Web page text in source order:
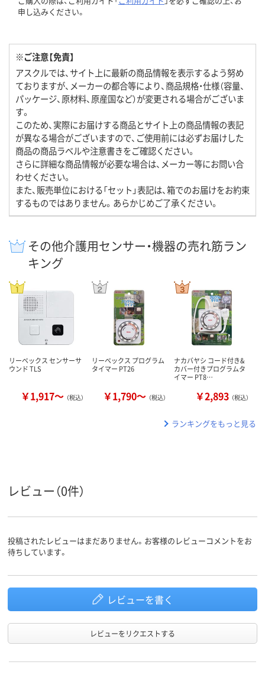
申し込みください。
※ご注意【免責】
アスクルでは、サイト上に最新の商品情報を表示するよう努め
ておりますが、メーカーの都合等により、商品規格・仕様（容量、
パッケージ、原材料、原産国など）が変更される場合がございま
す。
このため、実際にお届けする商品とサイト上の商品情報の表記
が異なる場合がございますので、ご使用前には必ずお届けした
商品の商品ラベルや注意書きをご確認ください。
さらに詳細な商品情報が必要な場合は、メーカー等にお問い合
わせください。
また、販売単位における「セット」表記は、箱でのお届けをお約束
するものではありません。あらかじめご了承ください。
その他介護用センサー・機器の売れ筋ラン
キング
リーベックス センサーサ
ウンド TLS
￥1,917～ （税込）
リーベックス プログラム
タイマー PT26
￥1,790～ （税込）
ナカバヤシ コード付き&
カバー付きプログラムタ
イマー PT8…
￥2,893 （税込）
ランキングをもっと見る
レビュー（0件）
投稿されたレビューはまだありません。お客様のレビューコメントをお
待ちしています。
レビューを書く
レビューをリクエストする